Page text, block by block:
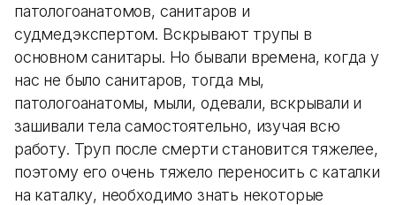
патологоанатомов, санитаров и
судмедэкспертом. Вскрывают трупы в
основном санитары. Но бывали времена, когда у
нас не было санитаров, тогда мы,
патологоанатомы, мыли, одевали, вскрывали и
зашивали тела самостоятельно, изучая всю
работу. Труп после смерти становится тяжелее,
поэтому его очень тяжело переносить с каталки
на каталку, необходимо знать некоторые